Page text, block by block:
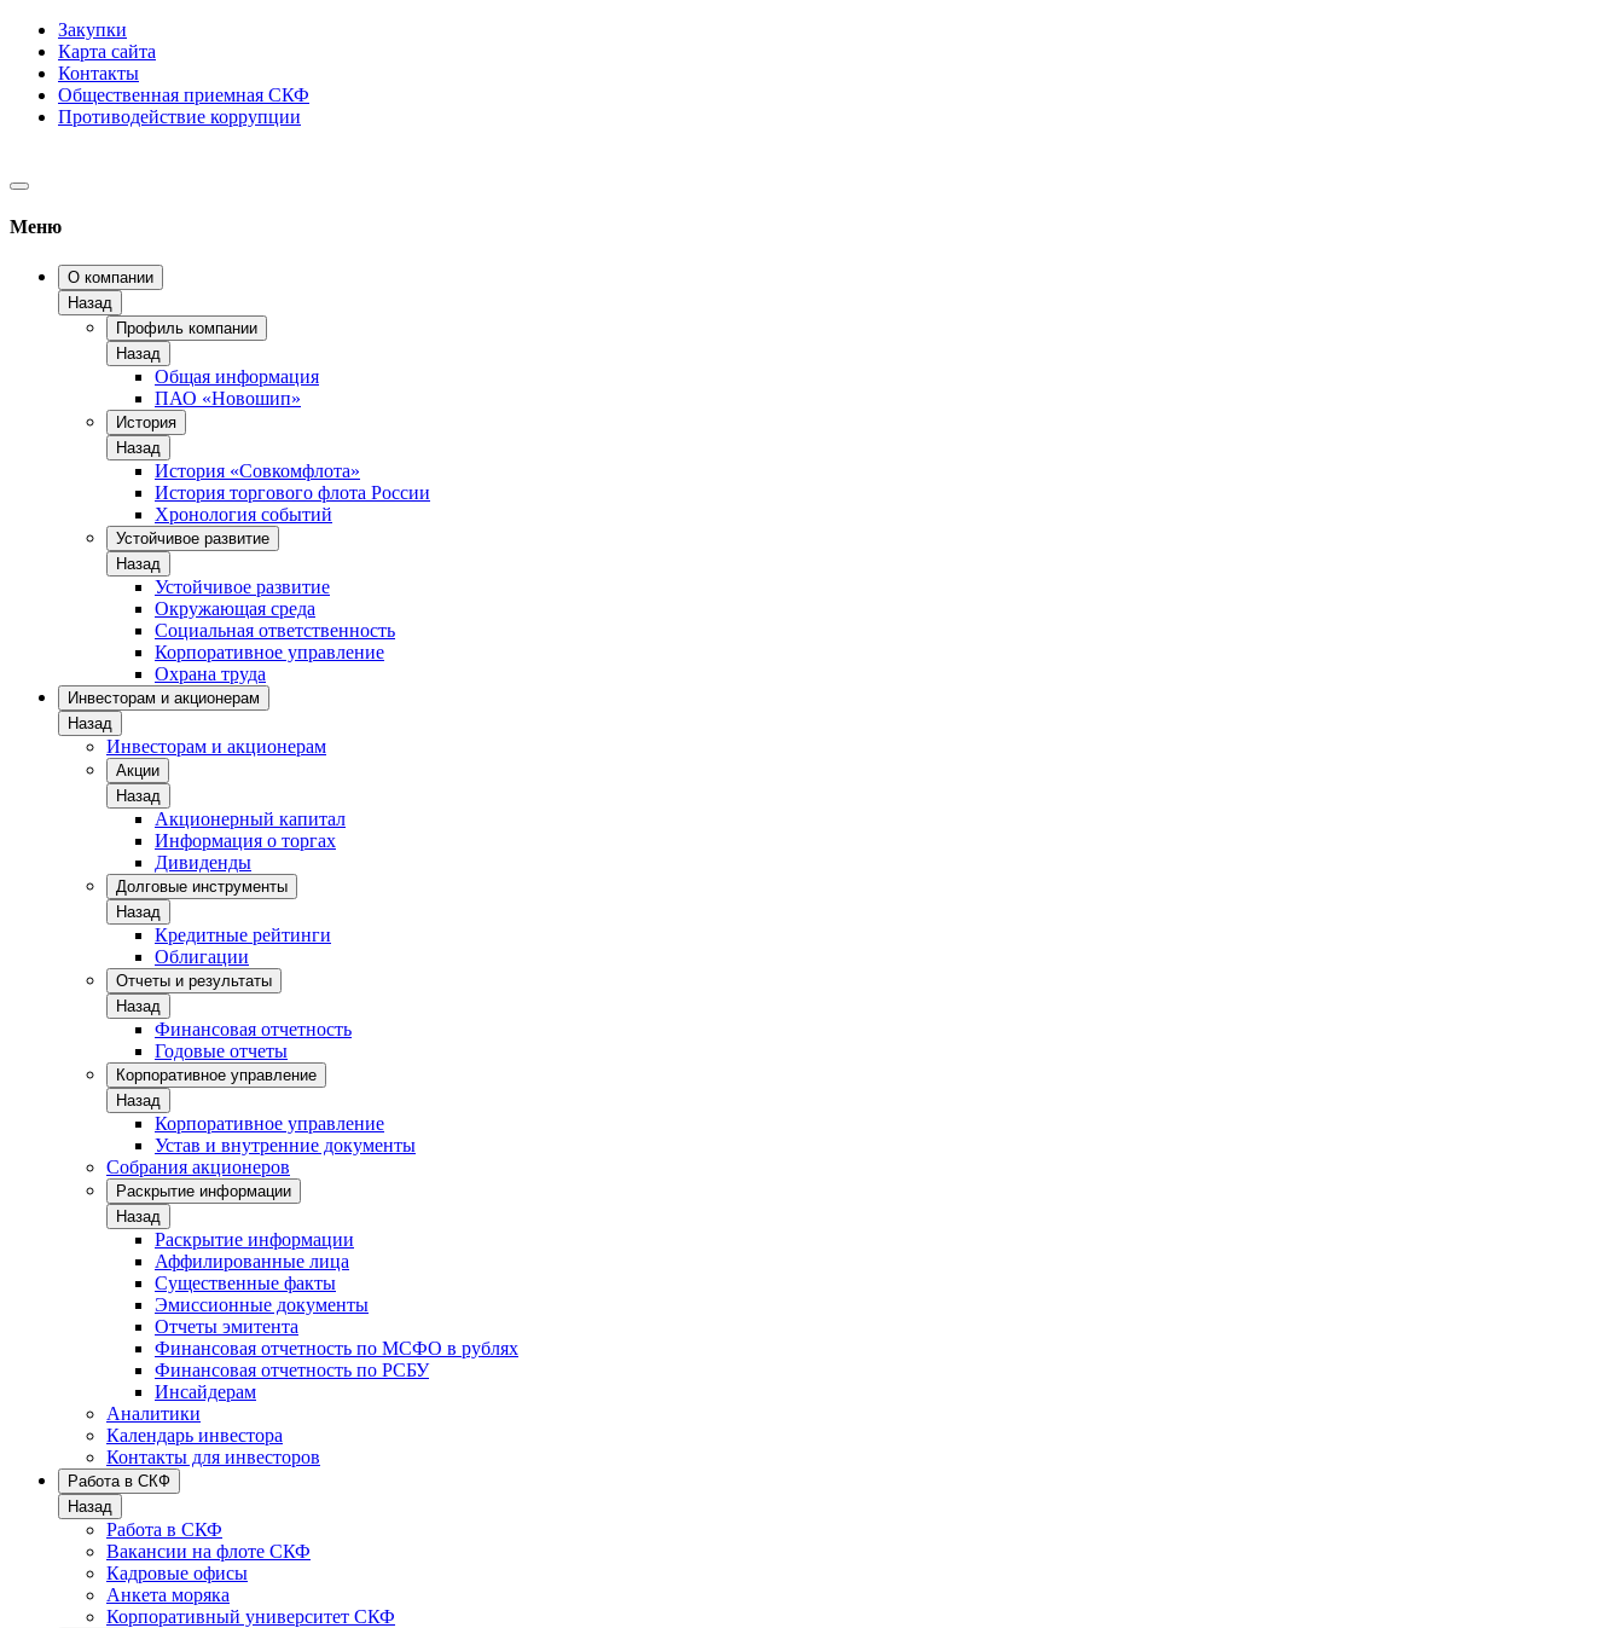
Закупки
Карта сайта
Контакты
Общественная приемная СКФ
Противодействие коррупции
Меню
О компании
Назад
Профиль компании
Назад
Общая информация
ПАО «Новошип»
История
Назад
История «Совкомфлота»
История торгового флота России
Хронология событий
Устойчивое развитие
Назад
Устойчивое развитие
Окружающая среда
Социальная ответственность
Корпоративное управление
Охрана труда
Инвесторам и акционерам
Назад
Инвесторам и акционерам
Акции
Назад
Акционерный капитал
Информация о торгах
Дивиденды
Долговые инструменты
Назад
Кредитные рейтинги
Облигации
Отчеты и результаты
Назад
Финансовая отчетность
Годовые отчеты
Корпоративное управление
Назад
Корпоративное управление
Устав и внутренние документы
Собрания акционеров
Раскрытие информации
Назад
Раскрытие информации
Аффилированные лица
Существенные факты
Эмиссионные документы
Отчеты эмитента
Финансовая отчетность по МСФО в рублях
Финансовая отчетность по РСБУ
Инсайдерам
Аналитики
Календарь инвестора
Контакты для инвесторов
Работа в СКФ
Назад
Работа в СКФ
Вакансии на флоте СКФ
Кадровые офисы
Анкета моряка
Корпоративный университет СКФ